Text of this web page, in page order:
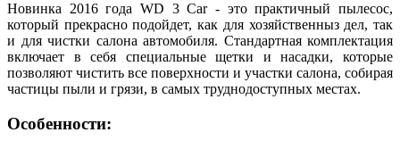
Новинка 2016 года WD 3 Car - это практичный пылесос,
который прекрасно подойдет, как для хозяйственныз дел, так
и для чистки салона автомобиля. Стандартная комплектация
включает в себя специальные щетки и насадки, которые
позволяют чистить все поверхности и участки салона, собирая
частицы пыли и грязи, в самых труднодоступных местах.
Особенности: